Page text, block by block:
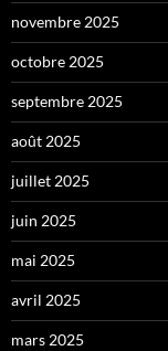
novembre 2025
octobre 2025
septembre 2025
août 2025
juillet 2025
juin 2025
mai 2025
avril 2025
mars 2025